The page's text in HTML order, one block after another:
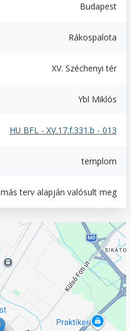
Budapest
Rákospalota
XV. Széchenyi tér
Ybl Miklós
HU BFL - XV.17.f.331.b - 013
templom
más terv alapján valósult meg